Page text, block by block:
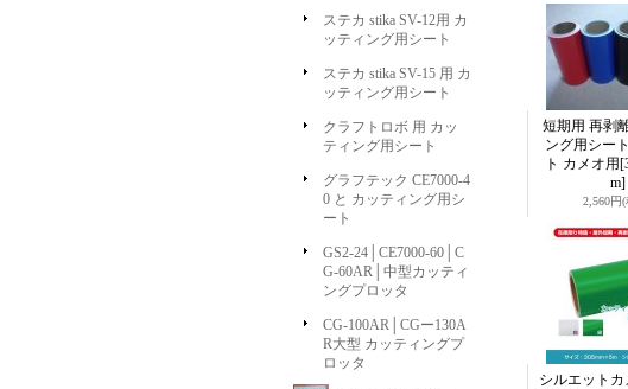
ステカ stika SV-12用 カ
ッティング用シート
ステカ stika SV-15 用 カ
ッティング用シート
クラフトロボ 用 カッ
ティング用シート
グラフテック CE7000-4
0 と カッティング用シ
ート
GS2-24│CE7000-60│C
G-60AR│中型カッティ
ングプロッタ
CG-100AR│CGー130A
R大型 カッティングプ
ロッタ
短期用 再剥
ング用シー
ト カメオ用
m]
2,560円(
シルエット